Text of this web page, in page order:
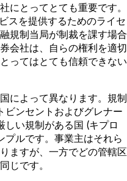
にとってとても重要です。
スを提供するためのライセ
規制当局が制裁を課す場合
会社は、自らの権利を適切
ってはとても信頼できない
によって異なります。規制
ビンセントおよびグレナー
しい規制がある国 (キプロ
プルです。事業主はそれら
ますが、一方でどの管轄区
じです。